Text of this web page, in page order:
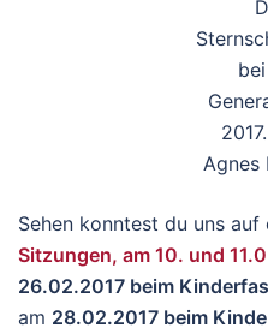
Agnes
Sehen konntest du uns auf
Sitzungen, am 10. und
26.02.2017 beim
am 28.02.2017 beim